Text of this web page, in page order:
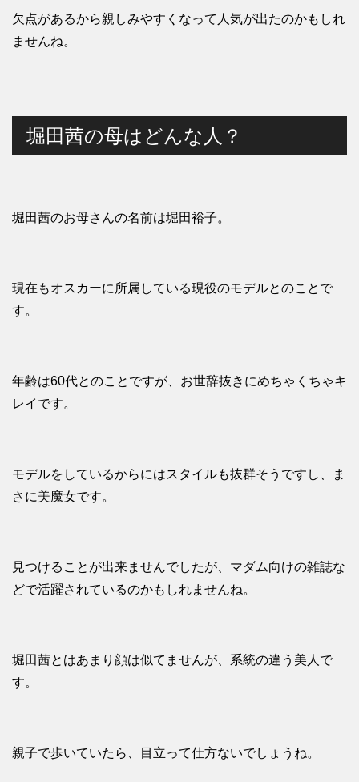
欠点があるから親しみやすくなって人気が出たのかもしれ
ませんね。
堀田茜の母はどんな人？
堀田茜のお母さんの名前は堀田裕子。
現在もオスカーに所属している現役のモデルとのことで
す。
年齢は60代とのことですが、お世辞抜きにめちゃくちゃキ
レイです。
モデルをしているからにはスタイルも抜群そうですし、ま
さに美魔女です。
見つけることが出来ませんでしたが、マダム向けの雑誌な
どで活躍されているのかもしれませんね。
堀田茜とはあまり顔は似てませんが、系統の違う美人で
す。
親子で歩いていたら、目立って仕方ないでしょうね。